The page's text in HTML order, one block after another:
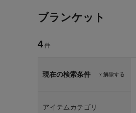
ブランケット
4 件
ｘ解除する
現在の検索条件
アイテムカテゴリ